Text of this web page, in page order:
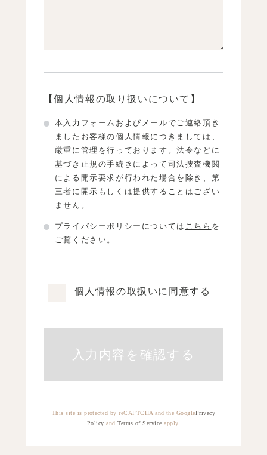
【個人情報の取り扱いについて】
本入力フォームおよびメールでご連絡頂き
ましたお客様の個人情報につきましては、
厳重に管理を行っております。法令などに
基づき正規の手続きによって司法捜査機関
による開示要求が行われた場合を除き、第
三者に開示もしくは提供することはござい
ません。
プライバシーポリシーについては こちら を
ご覧ください。
個人情報の取扱いに同意する
This site is protected by reCAPTCHA and the GooglePrivacy
Policy andTerms of Service apply.